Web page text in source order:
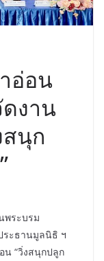
อ่อน
งาน
สนุก
พระบรม
ระธานมูลนิธิ ฯ
น “วิ่งสนุกปลูก